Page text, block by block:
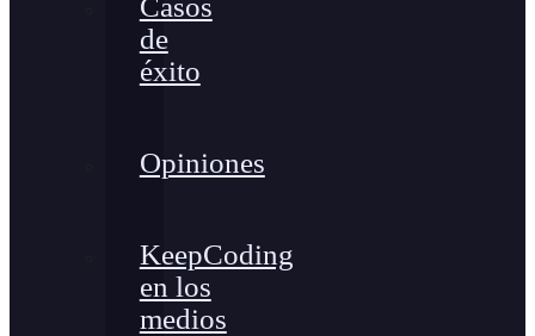
Casos
de
éxito
Opiniones
KeepCoding
en los
medios